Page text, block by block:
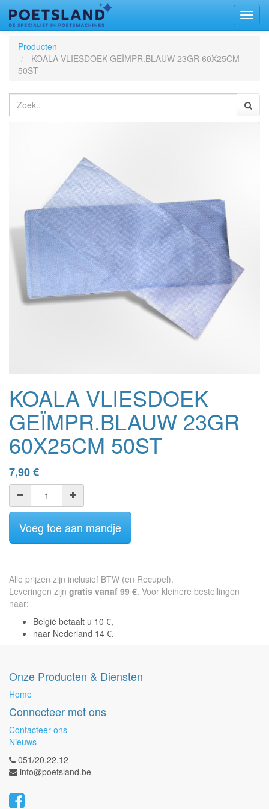
Producten
KOALA VLIESDOEK GEÏMPR.BLAUW 23GR 60X25CM
50ST
KOALA VLIESDOEK
GEÏMPR.BLAUW 23GR
60X25CM 50ST
7,90€
Voeg toe aan mandje
Alle prijzen zijn inclusief BTW (en Recupel).
Leveringen zijn gratis vanaf 99 €. Voor kleinere bestellingen
naar:
België betaalt u 10 €,
naar Nederland 14 €.
Onze Producten & Diensten
Home
Connecteer met ons
Contacteer ons
Nieuws
051/20.22.12
info@poetsland.be